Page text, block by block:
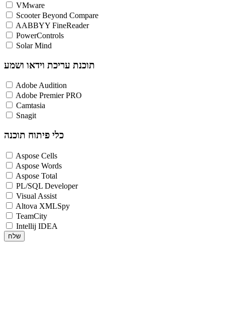
VMware
Scooter Beyond Compare
AABBYY FineReader
PowerControls
Solar Mind
תוכנת עריכת וידאו ושמע
Adobe Audition
Adobe Premier PRO
Camtasia
Snagit
כלי פיתוח תוכנה
Aspose Cells
Aspose Words
Aspose Total
PL/SQL Developer
Visual Assist
Altova XMLSpy
TeamCity
Intellij IDEA